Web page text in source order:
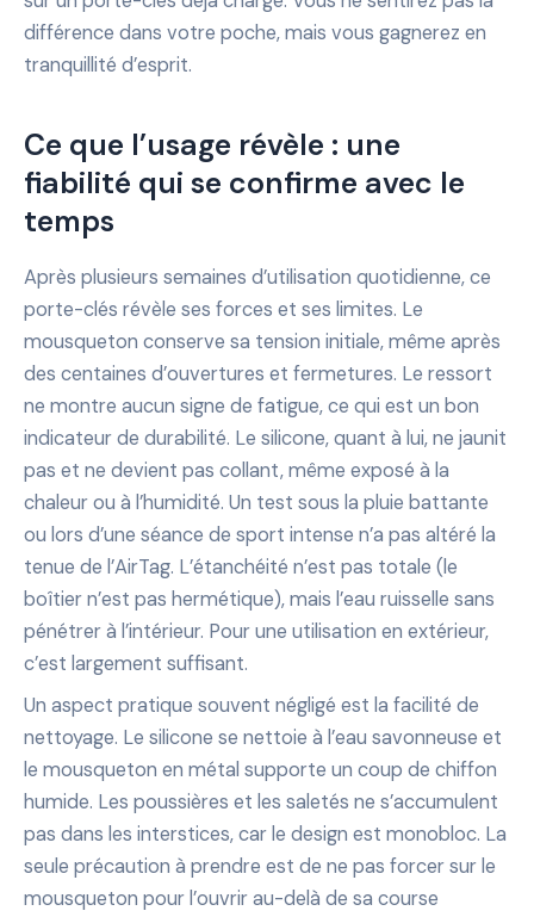
différence dans votre poche, mais vous gagnerez en
tranquillité d’esprit.
Ce que l’usage révèle : une
fiabilité qui se confirme avec le
temps
Après plusieurs semaines d’utilisation quotidienne, ce
porte-clés révèle ses forces et ses limites. Le
mousqueton conserve sa tension initiale, même après
des centaines d’ouvertures et fermetures. Le ressort
ne montre aucun signe de fatigue, ce qui est un bon
indicateur de durabilité. Le silicone, quant à lui, ne jaunit
pas et ne devient pas collant, même exposé à la
chaleur ou à l’humidité. Un test sous la pluie battante
ou lors d’une séance de sport intense n’a pas altéré la
tenue de l’AirTag. L’étanchéité n’est pas totale (le
boîtier n’est pas hermétique), mais l’eau ruisselle sans
pénétrer à l’intérieur. Pour une utilisation en extérieur,
c’est largement suffisant.
Un aspect pratique souvent négligé est la facilité de
nettoyage. Le silicone se nettoie à l’eau savonneuse et
le mousqueton en métal supporte un coup de chiffon
humide. Les poussières et les saletés ne s’accumulent
pas dans les interstices, car le design est monobloc. La
seule précaution à prendre est de ne pas forcer sur le
mousqueton pour l’ouvrir au-delà de sa course